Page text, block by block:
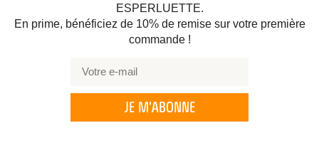
ESPERLUETTE.
En prime, bénéficiez de 10% de remise sur votre première
commande !
JE M'ABONNE